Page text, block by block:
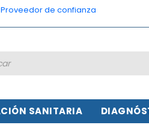
Proveedor de confianza
SANITARIA